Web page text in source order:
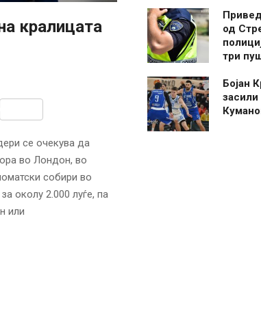
кралицата
се очекува да
во Лондон, во
собири во
околу 2.000 луѓе, па
или
од
три
Бојан